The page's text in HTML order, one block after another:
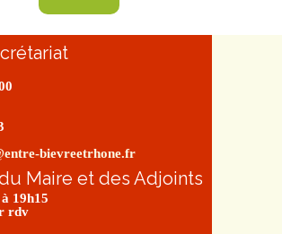
bievreetrhone.fr
Maire et des Adjoints
19h15
rdv